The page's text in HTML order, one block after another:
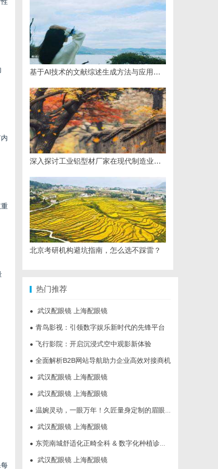
基于AI技术的文献综述生成方法与应用研究综述
深入探讨工业铝型材厂家在现代制造业中的重要角色与发展趋势
北京考研机构避坑指南，怎么选不踩雷？
热门推荐
● 武汉配眼镜 上海配眼镜
● 青鸟影视：引领数字娱乐新时代的先锋平台
● 飞行影院：开启沉浸式空中观影新体验
● 全面解析B2B网站导航助力企业高效对接商机
● 武汉配眼镜 上海配眼镜
● 武汉配眼镜 上海配眼镜
● 温婉灵动，一眼万年！久匠量身定制的眉眼唇，才是你整张脸的点睛之笔！淡颜系女生的气质加分项
● 武汉配眼镜 上海配眼镜
● 东莞南城舒适化正畸全科 & 数字化种植诊疗专业指南
● 武汉配眼镜 上海配眼镜